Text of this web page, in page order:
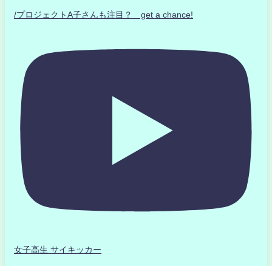
/プロジェクトA子さんも注目？ get a chance!
女子高生 サイキッカー